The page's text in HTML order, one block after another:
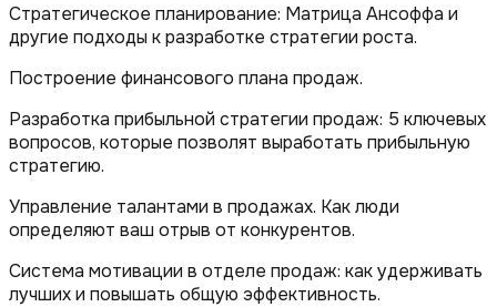
Стратегическое планирование: Матрица Ансоффа и
другие подходы к разработке стратегии роста.
Построение финансового плана продаж.
Разработка прибыльной стратегии продаж: 5 ключевых
вопросов, которые позволят выработать прибыльную
стратегию.
Управление талантами в продажах. Как люди
определяют ваш отрыв от конкурентов.
Система мотивации в отделе продаж: как удерживать
лучших и повышать общую эффективность.